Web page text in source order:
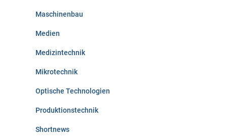
Maschinenbau
Medien
Medizintechnik
Mikrotechnik
Optische Technologien
Produktionstechnik
Shortnews